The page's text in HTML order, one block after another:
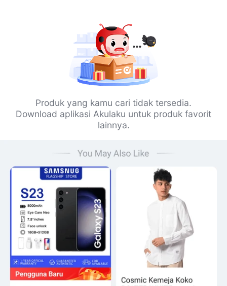
Produk yang kamu cari tidak tersedia.
Download aplikasi Akulaku untuk produk favorit
lainnya.